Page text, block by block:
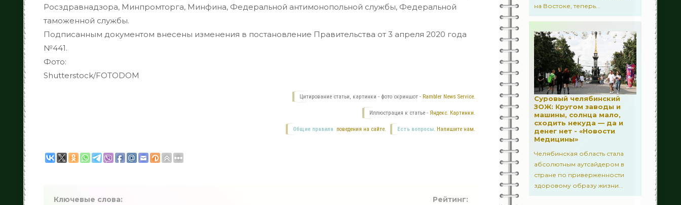
Росздравнадзора, Минпромторга, Минфина, Федеральной антимонопольной службы, Федеральной
таможенной службы.
Подписанным документом внесены изменения в постановление Правительства от 3 апреля 2020 года
№441.
Фото:
Shutterstoсk/FOTODOM
Цитирование статьи, картинки - фото скриншот - Rambler News Service.
Иллюстрация к статье - Яндекс. Картинки.
Есть вопросы. Напишите нам.
Общие правила поведения на сайте.
Ключевые слова: Рейтинг:
Профилактика
Спастичность 205
Уход 52
Факторы риска 131
Отиатрия
Гастроэнтерология
Офтальмология
Ортопедия
на Востоке, теперь...
Суровый челябинский
ЗОЖ: Кругом заводы и
машины, солнца мало,
сходить некуда — да и
денег нет - «Новости
Медицины»
Челябинская область стала
абсолютным аутсайдером в
стране по приверженности
здоровому образу жизни...